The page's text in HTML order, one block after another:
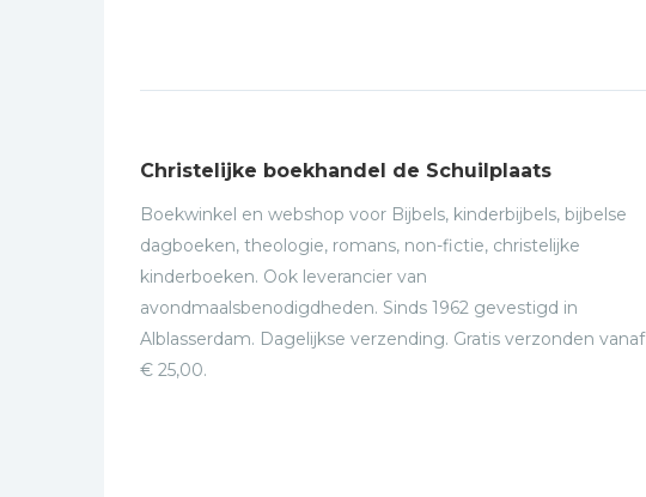
Christelijke boekhandel de Schuilplaats
Boekwinkel en webshop voor Bijbels, kinderbijbels, bijbelse
dagboeken, theologie, romans, non-fictie, christelijke
kinderboeken. Ook leverancier van
avondmaalsbenodigdheden. Sinds 1962 gevestigd in
Alblasserdam. Dagelijkse verzending. Gratis verzonden vanaf
€ 25,00.